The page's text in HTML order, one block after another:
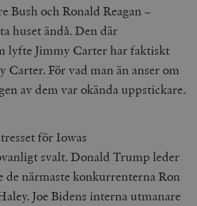
Bush och Ronald Reagan –
huset ändå. Den där
lyfte Jimmy Carter har faktiskt
Carter. För vad man än anser om
av dem var okända uppstickare.
för Iowas
svalt. Donald Trump leder
de närmaste konkurrenterna Ron
Joe Bidens interna utmanare